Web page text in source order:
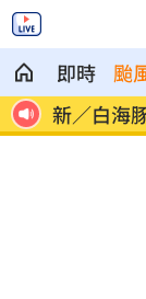
即時 颱
台
新／白海
報